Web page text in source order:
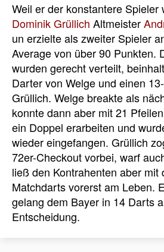
Weil er der konstantere Spieler
Dominik Grüllich Altmeister
un erzielte als zweiter Spieler
Average von über 90 Punkten.
wurden gerecht verteilt,
Darter von Welge und einen
Grüllich. Welge breakte als
konnte dann aber mit 21
ein Doppel erarbeiten und
wieder eingefangen. Grüllich
72er-Checkout vorbei, warf
ließ den Kontrahenten aber mit
Matchdarts vorerst am Leben.
gelang dem Bayer in 14 Darts
Entscheidung.